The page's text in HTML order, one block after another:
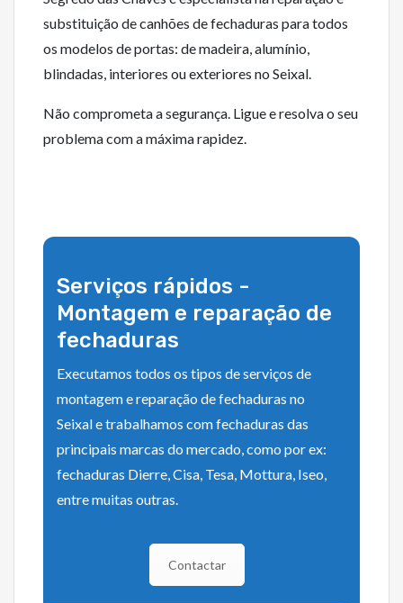
substituição de canhões de fechaduras para todos
os modelos de portas: de madeira, alumínio,
blindadas, interiores ou exteriores no Seixal.
Não comprometa a segurança. Ligue e resolva o seu
problema com a máxima rapidez.
Serviços rápidos -
Montagem e reparação de
fechaduras
Executamos todos os tipos de serviços de
montagem e reparação de fechaduras no
Seixal e trabalhamos com fechaduras das
principais marcas do mercado, como por ex:
fechaduras Dierre, Cisa, Tesa, Mottura, Iseo,
entre muitas outras.
Contactar